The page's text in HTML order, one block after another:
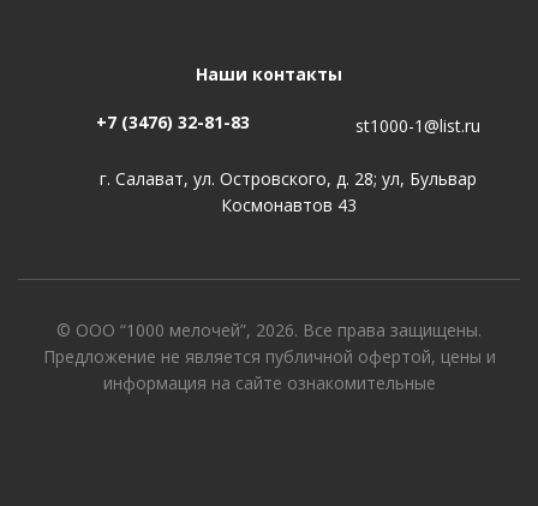
Наши контакты
+7 (3476) 32-81-83 st1000-1@list.ru
г. Салават, ул. Островского, д. 28; ул, Бульвар
Космонавтов 43
© ООО “1000 мелочей”, 2026. Все права защищены.
Предложение не является публичной офертой, цены и
информация на сайте ознакомительные